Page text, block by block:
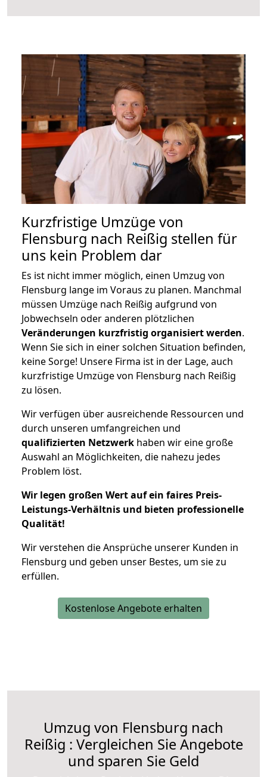
Kurzfristige Umzüge von
Flensburg nach Reißig stellen für
uns kein Problem dar
Es ist nicht immer möglich, einen Umzug von
Flensburg lange im Voraus zu planen. Manchmal
müssen Umzüge nach Reißig aufgrund von
Jobwechseln oder anderen plötzlichen
Veränderungen kurzfristig organisiert werden.
Wenn Sie sich in einer solchen Situation befinden,
keine Sorge! Unsere Firma ist in der Lage, auch
kurzfristige Umzüge von Flensburg nach Reißig
zu lösen.
Wir verfügen über ausreichende Ressourcen und
durch unseren umfangreichen und
qualifizierten Netzwerk haben wir eine große
Auswahl an Möglichkeiten, die nahezu jedes
Problem löst.
Wir legen großen Wert auf ein faires Preis-
Leistungs-Verhältnis und bieten professionelle
Qualität!
Wir verstehen die Ansprüche unserer Kunden in
Flensburg und geben unser Bestes, um sie zu
erfüllen.
Kostenlose Angebote erhalten
Umzug von Flensburg nach
Reißig : Vergleichen Sie Angebote
und sparen Sie Geld